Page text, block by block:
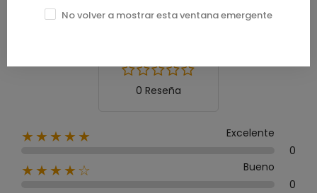
0.0
0 Reseña
★★★★★
Excelente
0
★★★★☆
Bueno
0
No volver a mostrar esta ventana emergente